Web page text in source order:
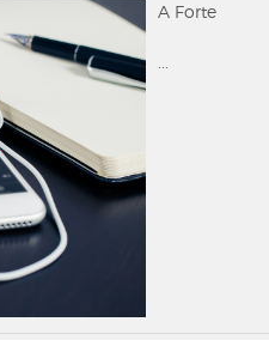
A Forte